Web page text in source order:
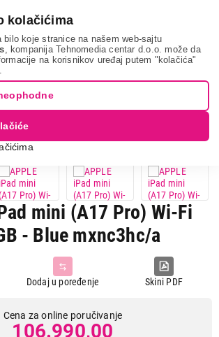
kolačićima
bilo koje stranice na našem web-sajtu
, kompanija Tehnomedia centar d.o.o. može da
na korisnikov uređaj putem "kolačića"
i tableti Tablet računari
Ipad računari
mini (A17 Pro) Wi-Fi
- Blue mxnc3hc/a
Skini PDF
Dodaj u poređenje
Cena za online poručivanje
106.990,00